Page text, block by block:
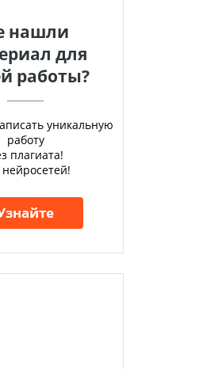
нашли
для
работы?
уникальную
работу
плагиата!
нейросетей!